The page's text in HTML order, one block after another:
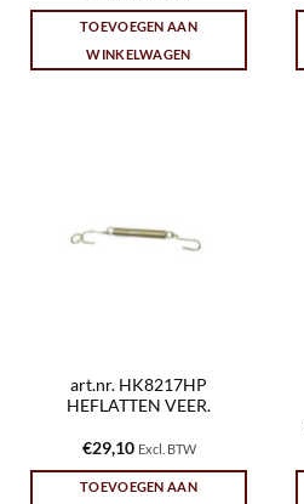
TOEVOEGEN AAN
WINKELWAGEN
art.nr. HK8217HP
HEFLATTEN VEER.
€29,10 Excl. BTW
TOEVOEGEN AAN